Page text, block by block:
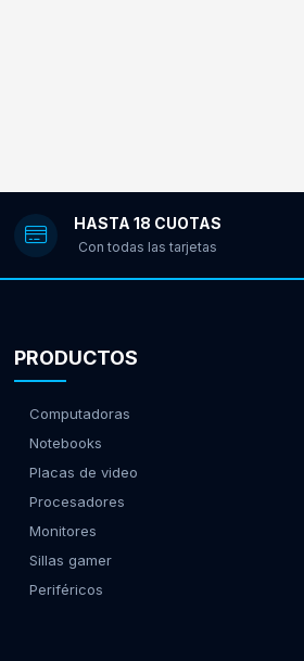
HASTA 18 CUOTAS
Con todas las tarjetas
PRODUCTOS
Computadoras
Notebooks
Placas de video
Procesadores
Monitores
Sillas gamer
Periféricos